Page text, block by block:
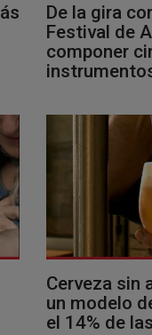
De la gira
Festival de
componer
Cerveza sin
un modelo
el 14% de